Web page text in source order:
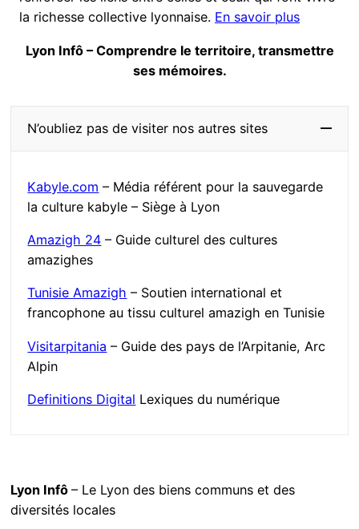
la richesse collective lyonnaise. En savoir plus
Lyon Infô – Comprendre le territoire, transmettre
ses mémoires.
N’oubliez pas de visiter nos autres sites
Kabyle.com – Média référent pour la sauvegarde
la culture kabyle – Siège à Lyon
Amazigh 24 – Guide culturel des cultures
amazighes
Tunisie Amazigh – Soutien international et
francophone au tissu culturel amazigh en Tunisie
Visitarpitania – Guide des pays de l’Arpitanie, Arc
Alpin
Definitions Digital Lexiques du numérique
Lyon Infô– Le Lyon des biens communs et des
diversités locales